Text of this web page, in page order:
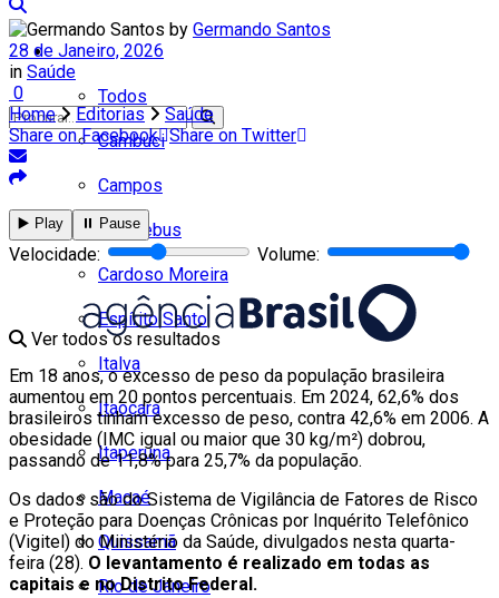
Cidades
Todos
Cambuci
Campos
Carapebus
Cardoso Moreira
Espírito Santo
Italva
Itaocara
Itaperuna
Macaé
Quissamã
Rio de Janeiro
Nenhum resultado
Ver todos os resultados
by Germando Santos
28 de Janeiro, 2026
in Saúde
0
Home
Editorias
Saúde
Share on Facebook Share on Twitter
▶️ Play ⏸️ Pause
Velocidade: Volume:
Em 18 anos, o excesso de peso da população brasileira
aumentou em 20 pontos percentuais. Em 2024, 62,6% dos
brasileiros tinham excesso de peso, contra 42,6% em 2006. A
obesidade (IMC igual ou maior que 30 kg/m²) dobrou,
passando de 11,8% para 25,7% da população.
Os dados são do Sistema de Vigilância de Fatores de Risco
e Proteção para Doenças Crônicas por Inquérito Telefônico
(Vigitel) do Ministério da Saúde, divulgados nesta quarta-
feira (28). O levantamento é realizado em todas as
capitais e no Distrito Federal.